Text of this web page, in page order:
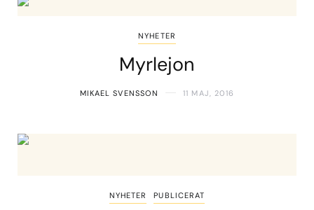
NYHETER
Myrlejon
MIKAEL SVENSSON 11 MAJ, 2016
NYHETER PUBLICERAT